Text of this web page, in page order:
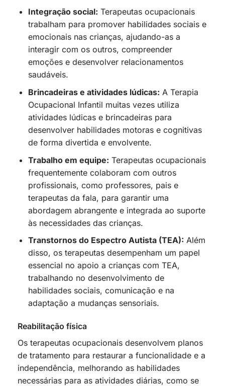
Integração social: Terapeutas ocupacionais
trabalham para promover habilidades sociais e
emocionais nas crianças, ajudando-as a
interagir com os outros, compreender
emoções e desenvolver relacionamentos
saudáveis.
Brincadeiras e atividades lúdicas: A Terapia
Ocupacional Infantil muitas vezes utiliza
atividades lúdicas e brincadeiras para
desenvolver habilidades motoras e cognitivas
de forma divertida e envolvente.
Trabalho em equipe: Terapeutas ocupacionais
frequentemente colaboram com outros
profissionais, como professores, pais e
terapeutas da fala, para garantir uma
abordagem abrangente e integrada ao suporte
às necessidades das crianças.
Transtornos do Espectro Autista (TEA): Além
disso, os terapeutas desempenham um papel
essencial no apoio a crianças com TEA,
trabalhando no desenvolvimento de
habilidades sociais, comunicação e na
adaptação a mudanças sensoriais.
Reabilitação física
Os terapeutas ocupacionais desenvolvem planos
de tratamento para restaurar a funcionalidade e a
independência, melhorando as habilidades
necessárias para as atividades diárias, como se